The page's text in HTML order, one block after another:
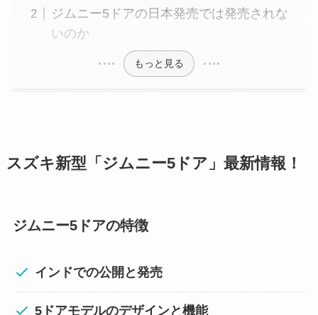
ジムニー5ドアの日本発売では発売されな
いのか
もっと見る
スズキ新型「ジムニー5ドア」最新情報！
ジムニー5ドアの特徴
インドでの公開と発売
5ドアモデルのデザインと機能